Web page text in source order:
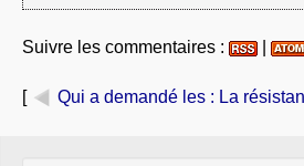
Suivre les commentaires :
[ Qui a demandé les : La